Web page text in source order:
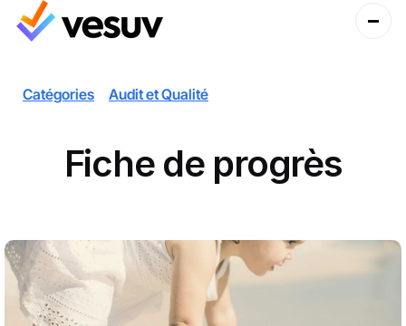
Catégories Audit et Qualité
Fiche de progrès